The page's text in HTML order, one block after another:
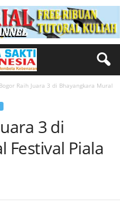
Raih Juara 3 di Bhayangkara Mural
3 di
Festival Piala